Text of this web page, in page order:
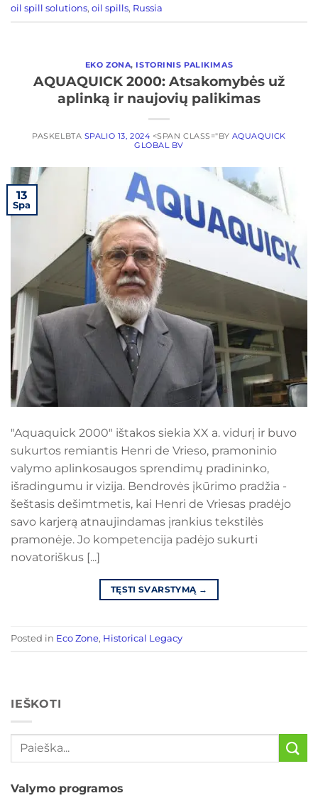
oil spill solutions, oil spills, Russia
EKO ZONA, ISTORINIS PALIKIMAS
AQUAQUICK 2000: Atsakomybės už
aplinką ir naujovių palikimas
PASKELBTA SPALIO 13, 2024 <SPAN CLASS="BY AQUAQUICK
GLOBAL BV
13
Spa
"Aquaquick 2000" ištakos siekia XX a. vidurį ir buvo
sukurtos remiantis Henri de Vrieso, pramoninio
valymo aplinkosaugos sprendimų pradininko,
išradingumu ir vizija. Bendrovės įkūrimo pradžia -
šeštasis dešimtmetis, kai Henri de Vriesas pradėjo
savo karjerą atnaujindamas įrankius tekstilės
pramonėje. Jo kompetencija padėjo sukurti
novatoriškus [...]
TĘSTI SVARSTYMĄ →
Posted in Eco Zone, Historical Legacy
IEŠKOTI
Valymo programos